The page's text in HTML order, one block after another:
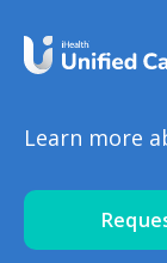
Learn more